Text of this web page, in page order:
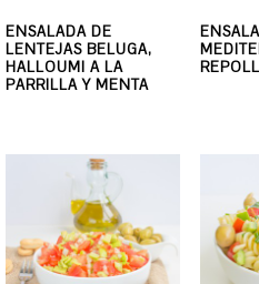
ENSALADA DE
LENTEJAS BELUGA,
HALLOUMI A LA
PARRILLA Y MENTA